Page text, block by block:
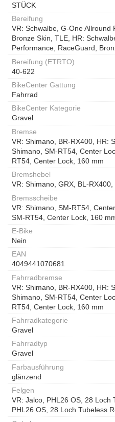
STÜCK
Bereifung
VR: Schwalbe, G-One Allround
Bronze Skin, TLE, HR:
Performance, RaceGuard,
Bereifung (ETRTO)
40-622
BikeCenter Gattung
Fahrrad
BikeCenter Kategorie
Gravel
Bremse
VR: Shimano, BR-RX400, HR:
Shimano, SM-RT54, Center
RT54, Center Lock, 160 mm
Bremshebel
VR: Shimano, GRX, BL-
Bremsscheibe
VR: Shimano, SM-RT54,
SM-RT54, Center Lock, 160
E-Bike
Nein
EAN
4049441070681
Fahrradbremse
VR: Shimano, BR-RX400, HR:
Shimano, SM-RT54, Center
RT54, Center Lock, 160 mm
Fahrradkategorie
Gravel
Fahrradtyp
Gravel
Farbausführung
glänzend
Felgen
VR: Jalco, PHL26 OS, 28 Loch
PHL26 OS, 28 Loch Tubeless